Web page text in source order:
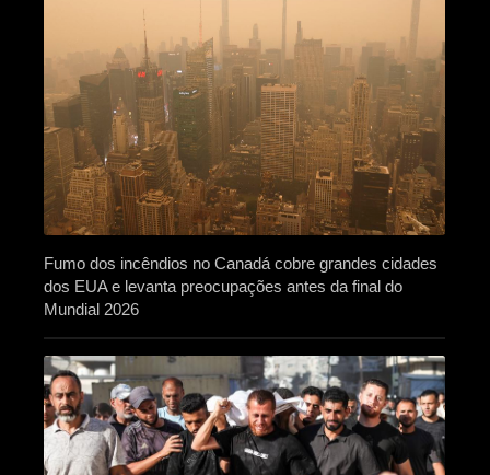
Fumo dos incêndios no Canadá cobre grandes cidades
dos EUA e levanta preocupações antes da final do
Mundial 2026